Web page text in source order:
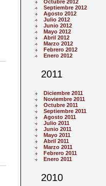
Octubre 2012
Septiembre 2012
Agosto 2012
Julio 2012
Junio 2012
Mayo 2012
Abril 2012
Marzo 2012
Febrero 2012
Enero 2012
2011
Diciembre 2011
Noviembre 2011
Octubre 2011
Septiembre 2011
Agosto 2011
Julio 2011
Junio 2011
Mayo 2011
Abril 2011
Marzo 2011
Febrero 2011
Enero 2011
2010